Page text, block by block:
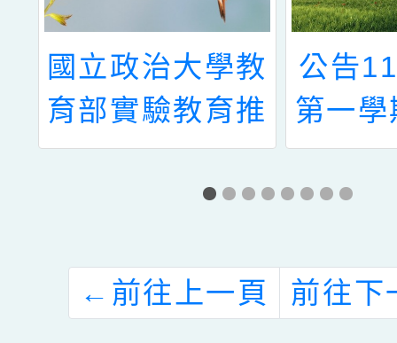
國立政治大學教
育部實驗教育推
動中心辦理
2023年實驗教
程
公告
第一
量成
← 前往上一頁 前往下